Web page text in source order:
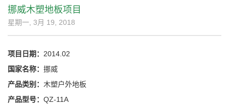
挪威木塑地板项目
星期一, 3月 19, 2018
项目日期： 2014.02
国家名称： 挪威
产品类别： 木塑户外地板
产品型号： QZ-11A